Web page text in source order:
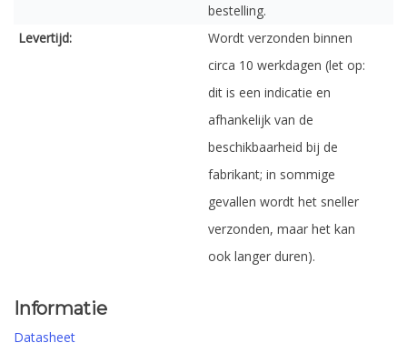
bestelling.
Levertijd:
Wordt verzonden binnen
circa 10 werkdagen (let op:
dit is een indicatie en
afhankelijk van de
beschikbaarheid bij de
fabrikant; in sommige
gevallen wordt het sneller
verzonden, maar het kan
ook langer duren).
Informatie
Datasheet